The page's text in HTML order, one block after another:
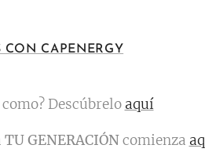
CON CAPENERGY
Descúbrelo aquí
TU GENERACIÓNcomienza